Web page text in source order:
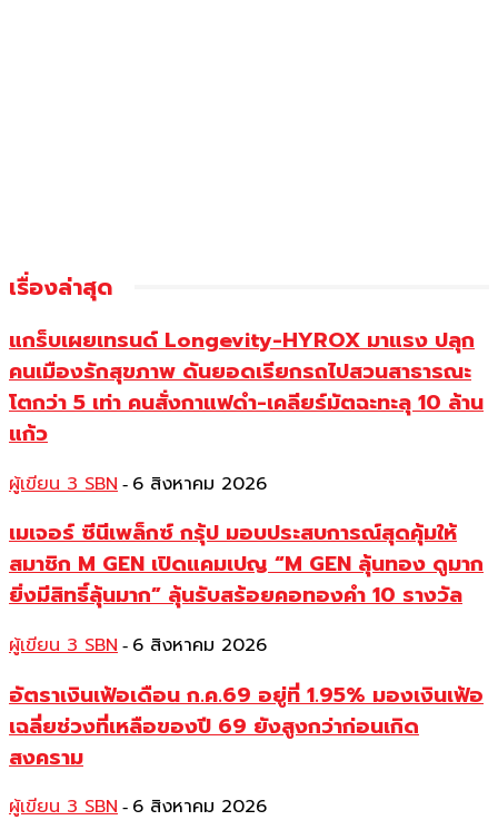
เรื่องล่าสุด
แกร็บเผยเทรนด์ Longevity-HYROX มาแรง ปลุก
คนเมืองรักสุขภาพ ดันยอดเรียกรถไปสวนสาธารณะ
โตกว่า 5 เท่า คนสั่งกาแฟดำ-เคลียร์มัตฉะทะลุ 10 ล้าน
แก้ว
ผู้เขียน 3 SBN - 6 สิงหาคม 2026
เมเจอร์ ซีนีเพล็กซ์ กรุ้ป มอบประสบการณ์สุดคุ้มให้
สมาชิก M GEN เปิดแคมเปญ “M GEN ลุ้นทอง ดูมาก
ยิ่งมีสิทธิ์ลุ้นมาก” ลุ้นรับสร้อยคอทองคำ 10 รางวัล
ผู้เขียน 3 SBN - 6 สิงหาคม 2026
อัตราเงินเฟ้อเดือน ก.ค.69 อยู่ที่ 1.95% มองเงินเฟ้อ
เฉลี่ยช่วงที่เหลือของปี 69 ยังสูงกว่าก่อนเกิด
สงคราม
ผู้เขียน 3 SBN - 6 สิงหาคม 2026